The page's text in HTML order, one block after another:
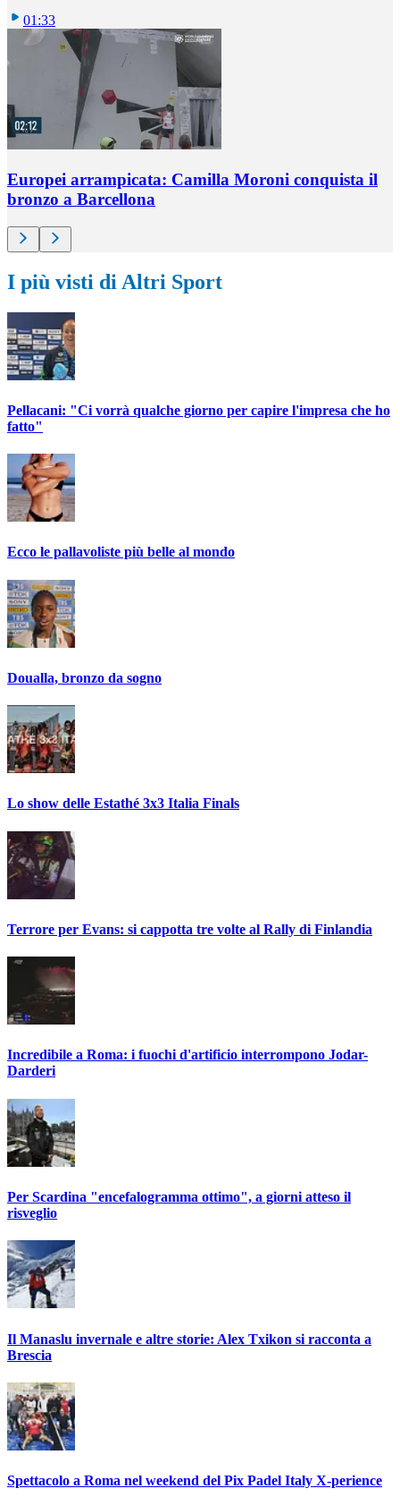
01:33
Europei arrampicata: Camilla Moroni conquista il
bronzo a Barcellona
I più visti di Altri Sport
Pellacani: "Ci vorrà qualche giorno per capire l'impresa che ho
fatto"
Ecco le pallavoliste più belle al mondo
Doualla, bronzo da sogno
Lo show delle Estathé 3x3 Italia Finals
Terrore per Evans: si cappotta tre volte al Rally di Finlandia
Incredibile a Roma: i fuochi d'artificio interrompono Jodar-
Darderi
Per Scardina "encefalogramma ottimo", a giorni atteso il
risveglio
Il Manaslu invernale e altre storie: Alex Txikon si racconta a
Brescia
Spettacolo a Roma nel weekend del Pix Padel Italy X-perience